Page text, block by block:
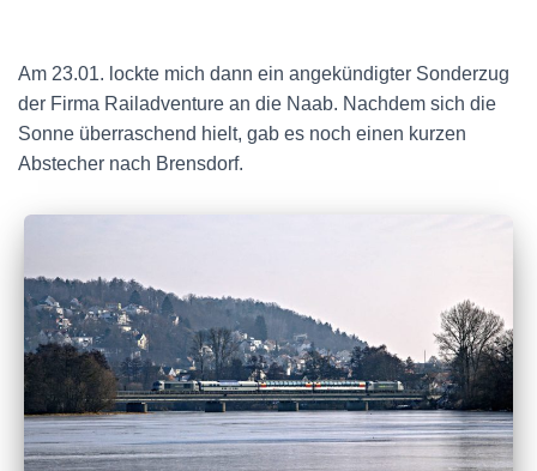
Am 23.01. lockte mich dann ein angekündigter Sonderzug
der Firma Railadventure an die Naab. Nachdem sich die
Sonne überraschend hielt, gab es noch einen kurzen
Abstecher nach Brensdorf.